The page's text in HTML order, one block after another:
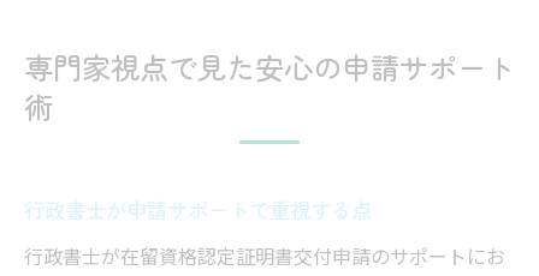
専門家視点で見た安心の申請サポート
術
行政書士が申請サポートで重視する点
行政書士が在留資格認定証明書交付申請のサポートにお